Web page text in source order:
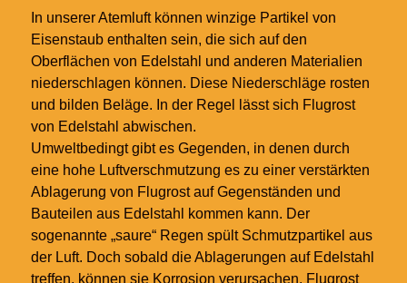
In unserer Atemluft können winzige Partikel von
Eisenstaub enthalten sein, die sich auf den
Oberflächen von Edelstahl und anderen Materialien
niederschlagen können. Diese Niederschläge rosten
und bilden Beläge. In der Regel lässt sich Flugrost
von Edelstahl abwischen.
Umweltbedingt gibt es Gegenden, in denen durch
eine hohe Luftverschmutzung es zu einer verstärkten
Ablagerung von Flugrost auf Gegenständen und
Bauteilen aus Edelstahl kommen kann. Der
sogenannte „saure“ Regen spült Schmutzpartikel aus
der Luft. Doch sobald die Ablagerungen auf Edelstahl
treffen, können sie Korrosion verursachen. Flugrost